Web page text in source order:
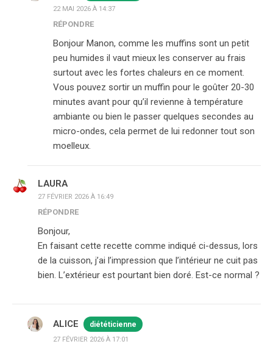
22 MAI 2026 À 14:37
RÉPONDRE
Bonjour Manon, comme les muffins sont un petit
peu humides il vaut mieux les conserver au frais
surtout avec les fortes chaleurs en ce moment.
Vous pouvez sortir un muffin pour le goûter 20-30
minutes avant pour qu’il revienne à température
ambiante ou bien le passer quelques secondes au
micro-ondes, cela permet de lui redonner tout son
moelleux.
LAURA
27 FÉVRIER 2026 À 16:49
RÉPONDRE
Bonjour,
En faisant cette recette comme indiqué ci-dessus, lors
de la cuisson, j’ai l’impression que l’intérieur ne cuit pas
bien. L’extérieur est pourtant bien doré. Est-ce normal ?
ALICE diététicienne
27 FÉVRIER 2026 À 17:01